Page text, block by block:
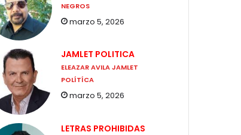
NEGROS
marzo 5, 2026
JAMLET POLITICA
ELEAZAR AVILA JAMLET
POLÍTÍCA
marzo 5, 2026
LETRAS PROHIBIDAS